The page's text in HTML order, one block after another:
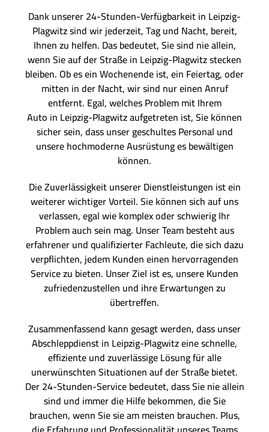
Dank unserer 24-Stunden-Verfügbarkeit in Leipzig-
Plagwitz sind wir jederzeit, Tag und Nacht, bereit,
Ihnen zu helfen. Das bedeutet, Sie sind nie allein,
wenn Sie auf der Straße in Leipzig-Plagwitz stecken
bleiben. Ob es ein Wochenende ist, ein Feiertag, oder
mitten in der Nacht, wir sind nur einen Anruf
entfernt. Egal, welches Problem mit Ihrem
Auto in Leipzig-Plagwitz aufgetreten ist, Sie können
sicher sein, dass unser geschultes Personal und
unsere hochmoderne Ausrüstung es bewältigen
können.
Die Zuverlässigkeit unserer Dienstleistungen ist ein
weiterer wichtiger Vorteil. Sie können sich auf uns
verlassen, egal wie komplex oder schwierig Ihr
Problem auch sein mag. Unser Team besteht aus
erfahrener und qualifizierter Fachleute, die sich dazu
verpflichten, jedem Kunden einen hervorragenden
Service zu bieten. Unser Ziel ist es, unsere Kunden
zufriedenzustellen und ihre Erwartungen zu
übertreffen.
Zusammenfassend kann gesagt werden, dass unser
Abschleppdienst in Leipzig-Plagwitz eine schnelle,
effiziente und zuverlässige Lösung für alle
unerwünschten Situationen auf der Straße bietet.
Der 24-Stunden-Service bedeutet, dass Sie nie allein
sind und immer die Hilfe bekommen, die Sie
brauchen, wenn Sie sie am meisten brauchen. Plus,